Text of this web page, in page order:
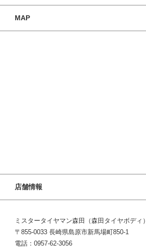
MAP
店舗情報
ミスタータイヤマン森田（森田タイヤボディ）
〒855-0033 長崎県島原市新馬場町850-1
電話：0957-62-3056